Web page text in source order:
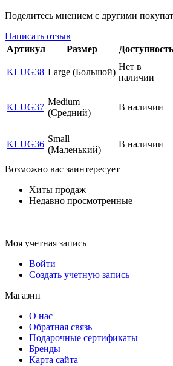
Поделитесь мнением с другими
Написать отзыв
Артикул
Размер Доступность
KLUG38 Large (Большой)
Нет в
наличии
KLUG37
Medium
(Средний)
В наличии
KLUG36
Small
(Маленький)
В наличии
Возможно вас заинтересует
Хиты продаж
Недавно просмотренные
Моя учетная запись
Войти
Создать учетную запись
Магазин
О нас
Обратная связь
Подарочные сертификаты
Бренды
Карта сайта